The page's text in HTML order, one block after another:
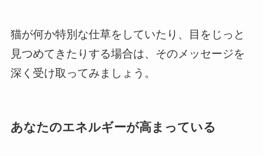
猫が何か特別な仕草をしていたり、目をじっと
見つめてきたりする場合は、そのメッセージを
深く受け取ってみましょう。
あなたのエネルギーが高まっている